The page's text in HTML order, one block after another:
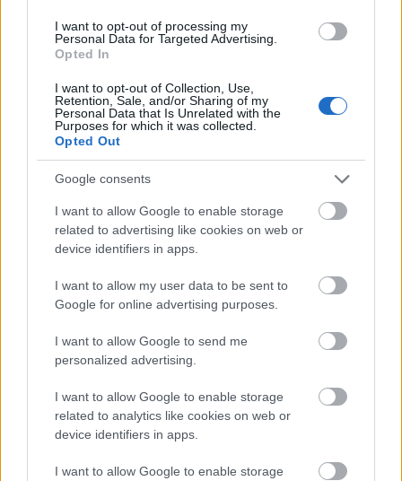
I want to opt-out of processing my
Personal Data for Targeted Advertising.
Opted In
I want to opt-out of Collection, Use,
Retention, Sale, and/or Sharing of my
Personal Data that Is Unrelated with the
Purposes for which it was collected.
Opted Out
Google consents
I want to allow Google to enable storage
related to advertising like cookies on web or
device identifiers in apps.
I want to allow my user data to be sent to
Google for online advertising purposes.
I want to allow Google to send me
personalized advertising.
I want to allow Google to enable storage
related to analytics like cookies on web or
device identifiers in apps.
I want to allow Google to enable storage
δήλωσε: Για τους Σιδηροδρόμους Ελλάδος, η
εκπαίδευση δεν είναι μια τυπική διαδικασία. Είναι
βασικός πυλώνας ασφάλειας, αξιοπιστίας και
επιχειρησιακής ετοιμότητας. Με την προμήθεια
των προσομοιωτών, τα στελέχη μας σε κρίσιμες
ειδικότητες θα μπορούν να εκπαιδεύονται σε
ρεαλιστικές συνθήκες λειτουργίας, να δοκιμάζουν
έκτακτων περιστατικών, και να αξιολογούνται με
πιο συστηματικό τρόπο. Ο εκσυγχρονισμός του
συστήματα και τις υποδομές. Αφορά και τον
τρόπο με τον οποίο εκπαιδεύουμε,
προετοιμάζουμε και στηρίζουμε το προσωπικό
που κρατά καθημερινά το δίκτυο σε λειτουργία.
Αυτόν ακριβώς τον ρόλο έρχεται να υπηρετήσει η
νέα Σιδηροδρομική Ακαδημία.